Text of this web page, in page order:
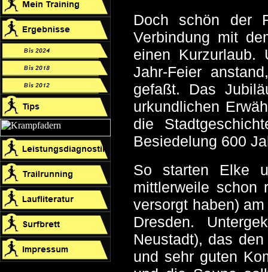
Doch schön der
Verbindung mit
einen
Jahr-Feier
gefaßt. Das
urkundlichen
die
Besiedelung 600
So starten Elke
mittlerweile schon
versorgt haben)
Dresden.
Neustadt), das
und sehr guten